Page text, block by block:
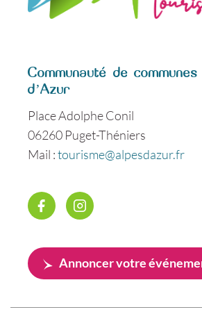
Communauté de
d’Azur
Place Adolphe Conil
06260 Puget-Théniers
Mail :tourisme@alpesdazur.fr
Annoncer votre